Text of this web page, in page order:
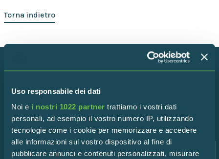
Uso responsabile dei dati
Noi e i nostri 1022 partner trattiamo i vostri dati
personali, ad esempio il vostro numero IP, utilizzando
tecnologie come i cookie per memorizzare e accedere
alle informazioni sul vostro dispositivo al fine di
pubblicare annunci e contenuti personalizzati, misurare
Torna indietro
Iscriviti alla newsletter!
Rimani in contatto con la Riserva per scoprire tutte le
ultime novità!